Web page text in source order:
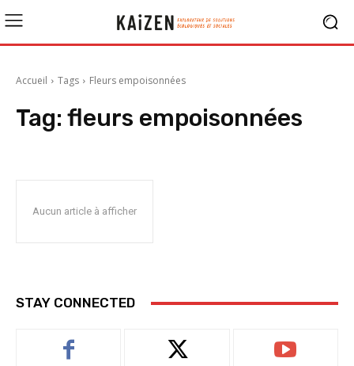
Accueil Tags Fleurs empoisonnées
Tag: fleurs empoisonnées
Aucun article à afficher
STAY CONNECTED